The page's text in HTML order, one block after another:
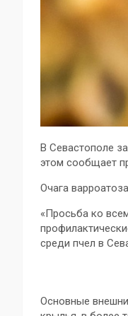
В Севастополе
этом сообщает
Очага
«Просьба ко
среди пчел в
Основные